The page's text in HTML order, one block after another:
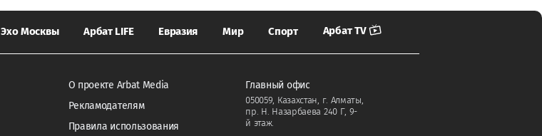
Эхо Москвы Арбат LIFE Евразия Мир Спорт Арбат TV
О проекте Arbat Media
Рекламодателям
Правила использования
Главный офис
050059, Казахстан, г. Алматы,
пр. Н. Назарбаева 240 Г, 9-
й этаж.